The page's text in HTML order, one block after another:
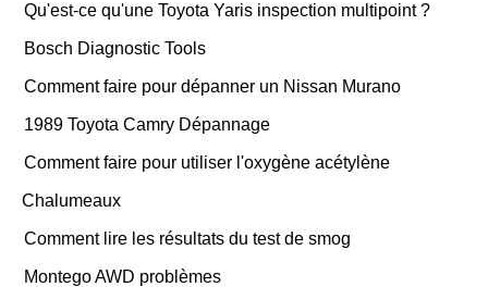
Qu'est-ce qu'une Toyota Yaris inspection multipoint ?
Bosch Diagnostic Tools
Comment faire pour dépanner un Nissan Murano
1989 Toyota Camry Dépannage
Comment faire pour utiliser l'oxygène acétylène
Chalumeaux
Comment lire les résultats du test de smog
Montego AWD problèmes